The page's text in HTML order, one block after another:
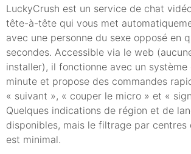
LuckyCrush est un service de chat
tête-à-tête qui vous met
avec une personne du sexe opposé en
secondes. Accessible via le web
installer), il fonctionne avec un
minute et propose des commandes
« suivant », « couper le micro » et «
Quelques indications de région et de
disponibles, mais le filtrage par
est minimal.